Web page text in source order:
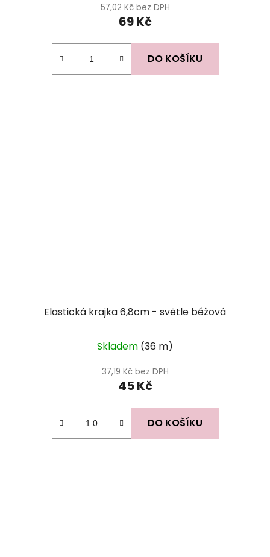
57,02 Kč bez DPH
69 Kč
DO KOŠÍKU
Elastická krajka 6,8cm - světle béžová
Skladem (36 m)
37,19 Kč bez DPH
45 Kč
DO KOŠÍKU